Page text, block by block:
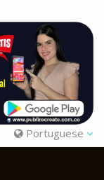
Portuguese